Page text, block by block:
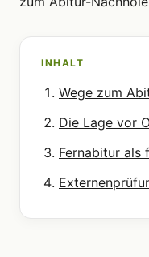
INHALT
Wege zum
Die Lage vor
Fernabitur als